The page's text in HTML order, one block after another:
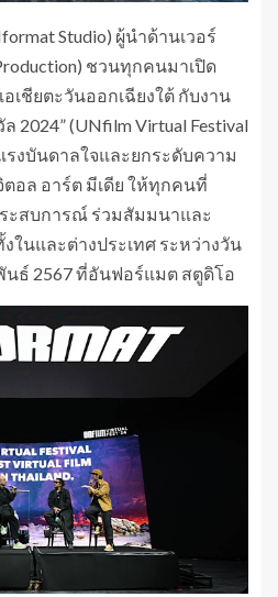
Studio) ผู้นำด้านเวอร์
ชวนทุกคนมาเปิด
เชียตะวันออกเฉียงใต้ กับงาน
2024” (UNfilm Virtual Festival
รงบันดาลใจและยกระดับความ
อล อาร์ต มีเดีย ให้ทุกคนที่
ะสบการณ์ ร่วมสัมมนาและ
ในและต่างประเทศ ระหว่างวัน
นธ์ 2567 ที่อันฟอร์แมต สตูดิโอ